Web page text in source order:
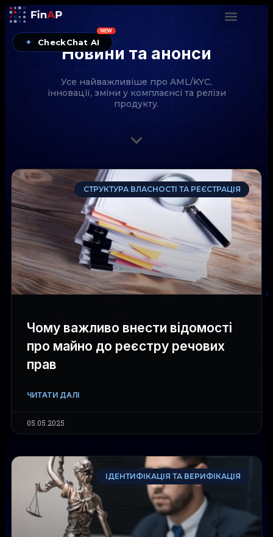
✦ CheckChat AI
NEW
Новини та анонси
Усе найважливіше про AML/KYC,
інновації, зміни у комплаєнсі та релізи
продукту.
СТРУКТУРА ВЛАСНОСТІ ТА РЕЄСТРАЦІЯ
Чому важливо внести відомості
про майно до реєстру речових
прав
ЧИТАТИ ДАЛІ
05.05.2025
ІДЕНТИФІКАЦІЯ ТА ВЕРИФІКАЦІЯ